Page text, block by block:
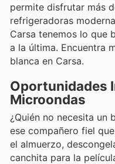
permite disfrutar más
refrigeradoras
Carsa tenemos lo que
a la última. Encuentra
blanca en Carsa.
Oportunidades
Microondas
¿Quién no necesita un
ese compañero fiel
el almuerzo,
canchita para la